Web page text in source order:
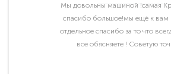
Мы довольны машиной !самая
спасибо большое!мы ещё к вам
отдельное спасибо за то что
все обясняете ! Советую